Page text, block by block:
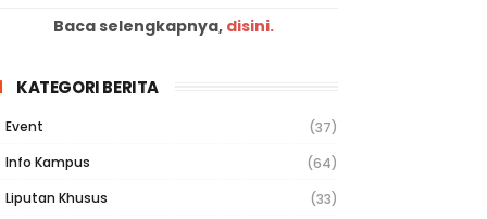
Baca selengkapnya, disini.
KATEGORI BERITA
Event
(37)
Info Kampus
(64)
Liputan Khusus
(33)